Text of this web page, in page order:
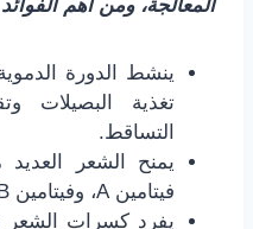
المعالجة، ومن أهم
ينشط الدورة
تغذية البصيلات
التساقط.
يمنح الشعر العديد
فيتامين A، وفيتامين B، وفيتامين E.
يفرد كسرات الشعر